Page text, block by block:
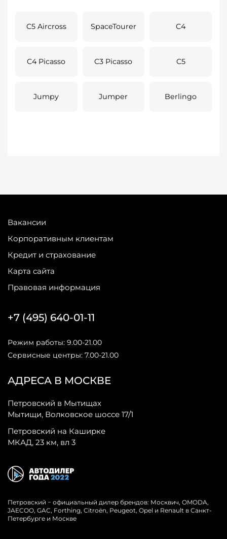
C5 Aircross SpaceTourer C4
C4 Picasso C3 Picasso C5
Jumpy Jumper Berlingo
Вакансии
Корпоративным клиентам
Кредит и страхование
Карта сайта
Правовая информация
АДРЕСА В МОСКВЕ
Петровский в Мытищах
Мытищи, Волковское шоссе 17/1
Петровский на Каширке
МКАД, 23 км, вл 3
+7 (495) 640-01-11
Режим работы: 9.00-21.00
Сервисные центры: 7.00-21.00
Петровский − официальный дилер брендов: Москвич, OMODA,
JAECOO, GAC, Forthing, Citroёn, Peugeot, Opel и Renault в Санкт-
Петербурге и Москве